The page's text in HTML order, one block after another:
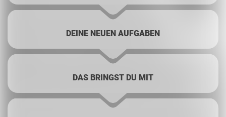
DEINE NEUEN AUFGABEN
DAS BRINGST DU MIT